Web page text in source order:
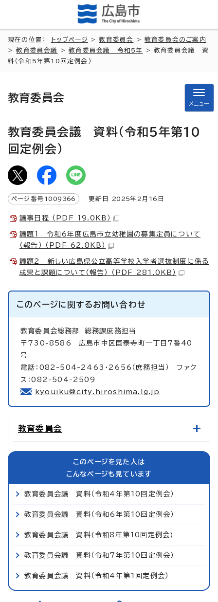
現在の位置： トップページ >教育委員会 >教育委員会のご案内
>教育委員会議 >教育委員会議 令和5年
> 教育委員会議 資
料（令和5年第10回定例会）
教育委員会
メニュー
教育委員会議 資料（令和5年第10
回定例会）
ページ番号 1009366 更新日 2025年2月 16 日
議事日程 （PDF 19.0KB）
議題1 令和6年度広島市立幼稚園の募集定員について
（報告） （PDF 62.8KB）
議題2 新しい広島県公立高等学校入学者選抜制度に係る
成果と課題について（報告） （PDF 281.0KB）
このページに関するお問い合わせ
教育委員会総務部 総務課庶務担当
〒730-8586 広島市中区国泰寺町一丁目7番40
号
電話：082-504-2463・2656（庶務担当） ファク
ス：082-504-2509
kyouiku@city.hiroshima.lg.jp
教育委員会
このページを見た人は
こんなページも見ています
教育委員会議 資料（令和4年第10回定例会）
教育委員会議 資料（令和6年第10回定例会）
教育委員会議 資料(令和8年第10回定例会)
教育委員会議 資料（令和7年第10回定例会）
教育委員会議 資料（令和4年第1回定例会）